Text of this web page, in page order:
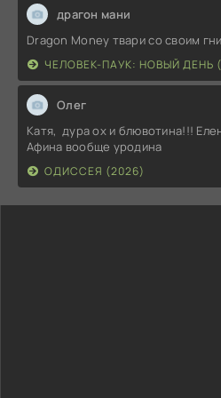
драгон мани
Dragon Money твари со своим
ЧЕЛОВЕК-ПАУК: НОВЫЙ ДЕНЬ
Олег
Катя, дура ох и блювотина!!!
Афина вообще уродина
ОДИССЕЯ (2026)